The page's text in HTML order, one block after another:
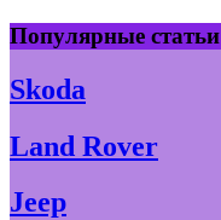
Skip
to
content
Популярные статьи
Skoda
Land Rover
Jeep